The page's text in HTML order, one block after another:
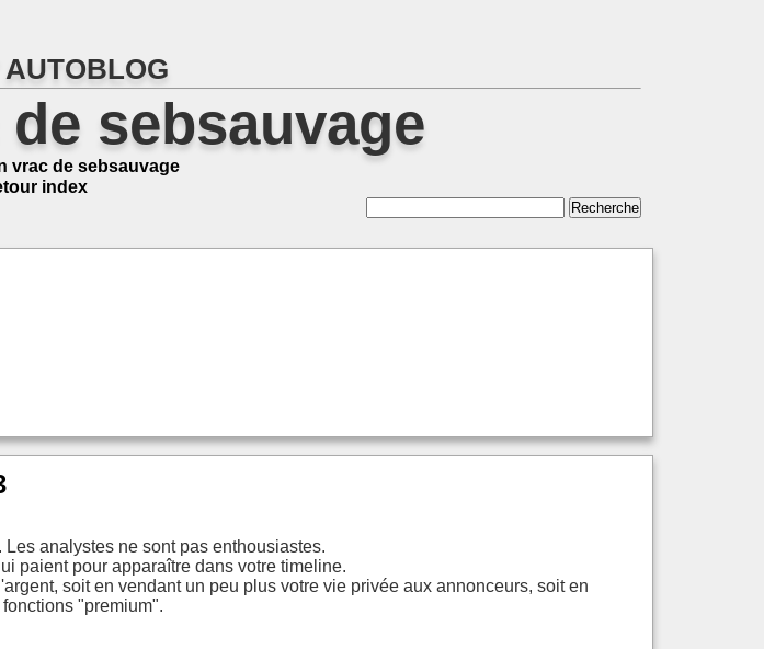
AUTOBLOG
sebsauvage
vrac de sebsauvage
index
analystes ne sont pas enthousiastes.
paient pour apparaître dans votre timeline.
soit en vendant un peu plus votre vie privée aux annonceurs, soit en
"premium".